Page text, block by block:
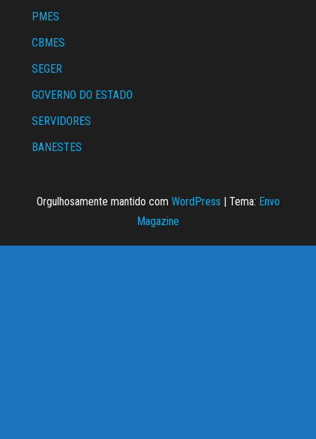
PMES
CBMES
SEGER
GOVERNO DO ESTADO
SERVIDORES
BANESTES
Orgulhosamente mantido com WordPress | Tema: Envo
Magazine